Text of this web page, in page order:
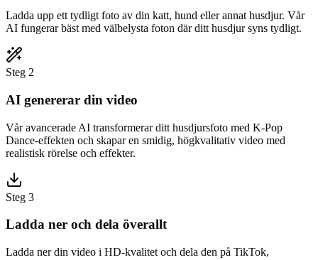
Ladda upp ett tydligt foto av din katt, hund eller annat husdjur. Vår
AI fungerar bäst med välbelysta foton där ditt husdjur syns tydligt.
Steg 2
AI genererar din video
Vår avancerade AI transformerar ditt husdjursfoto med K-Pop
Dance-effekten och skapar en smidig, högkvalitativ video med
realistisk rörelse och effekter.
Steg 3
Ladda ner och dela överallt
Ladda ner din video i HD-kvalitet och dela den på TikTok,